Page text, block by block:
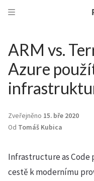
ARM vs.
Azure
Zveřejněno 15. bře 2020
Od Tomáš Kubica
Infrastructure as Code
cestě k modernímu